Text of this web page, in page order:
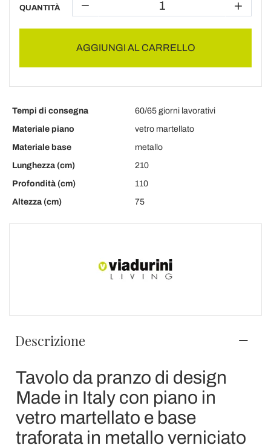
QUANTITÀ
AGGIUNGI AL CARRELLO
Tempi di consegna
60/65 giorni lavorativi
Materiale piano
vetro martellato
Materiale base
metallo
Lunghezza (cm)
210
Profondità (cm)
110
Altezza (cm)
75
Descrizione
Tavolo da pranzo di design
Made in Italy con piano in
vetro martellato e base
traforata in metallo verniciato